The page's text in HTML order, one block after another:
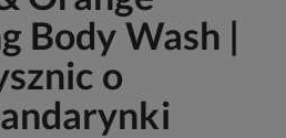
Body Wash |
o